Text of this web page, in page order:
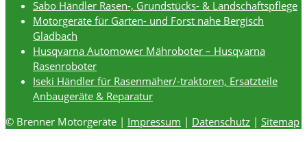
Sabo Händler Rasen-, Grundstücks- & Landschaftspflege
Motorgeräte für Garten- und Forst nahe Bergisch
Gladbach
Husqvarna Automower Mähroboter – Husqvarna
Rasenroboter
Iseki Händler für Rasenmäher/-traktoren, Ersatzteile
Anbaugeräte & Reparatur
© Brenner Motorgeräte | Impressum | Datenschutz | Sitemap